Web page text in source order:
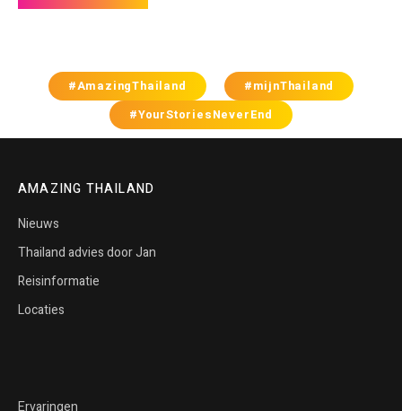
#AmazingThailand
#mijnThailand
#YourStoriesNeverEnd
AMAZING THAILAND
Nieuws
Thailand advies door Jan
Reisinformatie
Locaties
Ervaringen